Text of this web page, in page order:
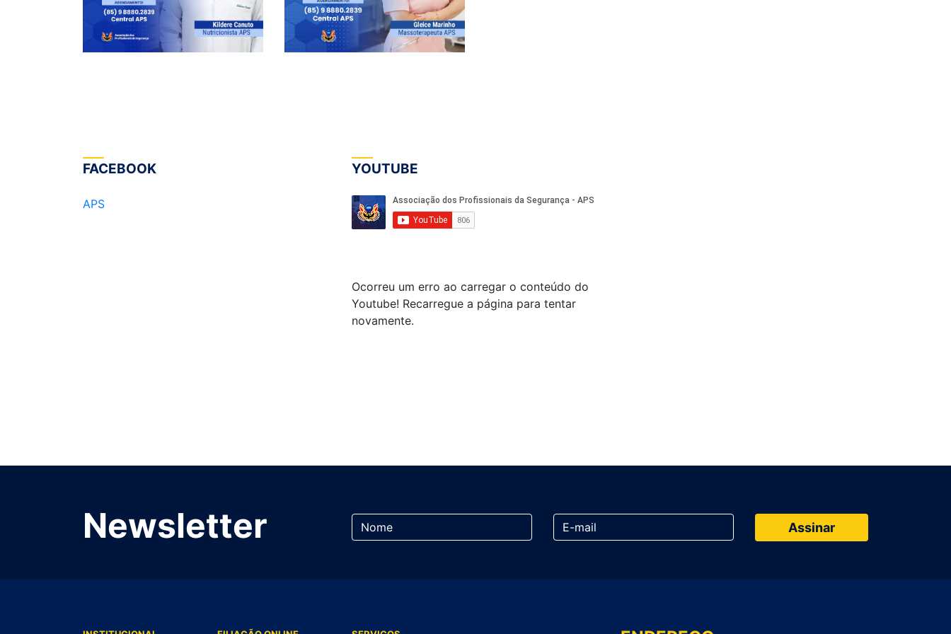
FACEBOOK
APS
YOUTUBE
Ocorreu um erro ao carregar o conteúdo do
Youtube! Recarregue a página para tentar
novamente.
Newsletter